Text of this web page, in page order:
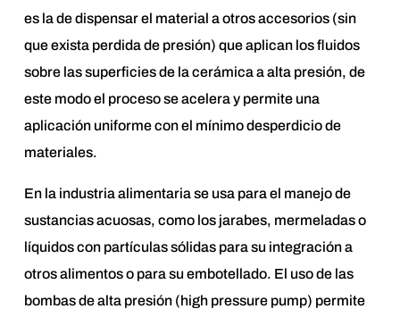
es la de dispensar el material a otros accesorios (sin
que exista perdida de presión) que aplican los fluidos
sobre las superficies de la cerámica a alta presión, de
este modo el proceso se acelera y permite una
aplicación uniforme con el mínimo desperdicio de
materiales.
En la industria alimentaria se usa para el manejo de
sustancias acuosas, como los jarabes, mermeladas o
líquidos con partículas sólidas para su integración a
otros alimentos o para su embotellado. El uso de las
bombas de alta presión (high pressure pump) permite